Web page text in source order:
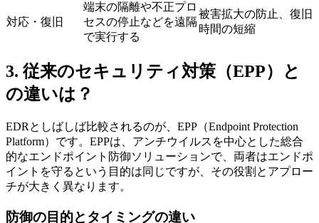
対応・復旧
端末の隔離や不正プロ
セスの停止などを遠隔
で実行する
被害拡大の防止、復旧
時間の短縮
3. 従来のセキュリティ対策（EPP）と
の違いは？
EDRとしばしば比較されるのが、EPP（Endpoint Protection
Platform）です。EPPは、アンチウイルスを中心とした総合
的なエンドポイント防御ソリューションで、両者はエンドポ
イントを守るという目的は同じですが、その役割とアプロー
チが大きく異なります。
防御の目的とタイミングの違い